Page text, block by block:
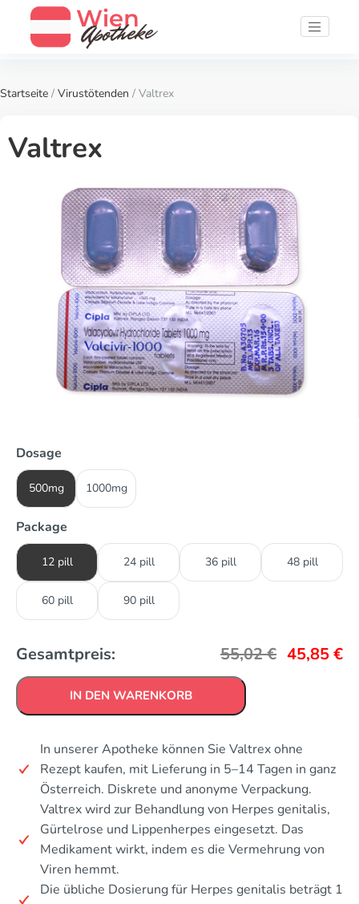
Startseite / Virustötenden / Valtrex
Valtrex
Dosage
500mg 1000mg
Package
12 pill 24 pill 36 pill 48 pill
60 pill 90 pill
Gesamtpreis: 55,02€ 45,85€
IN DEN WARENKORB
In unserer Apotheke können Sie Valtrex ohne
Rezept kaufen, mit Lieferung in 5–14 Tagen in ganz
Österreich. Diskrete und anonyme Verpackung.
Valtrex wird zur Behandlung von Herpes genitalis,
Gürtelrose und Lippenherpes eingesetzt. Das
Medikament wirkt, indem es die Vermehrung von
Viren hemmt.
Die übliche Dosierung für Herpes genitalis beträgt 1